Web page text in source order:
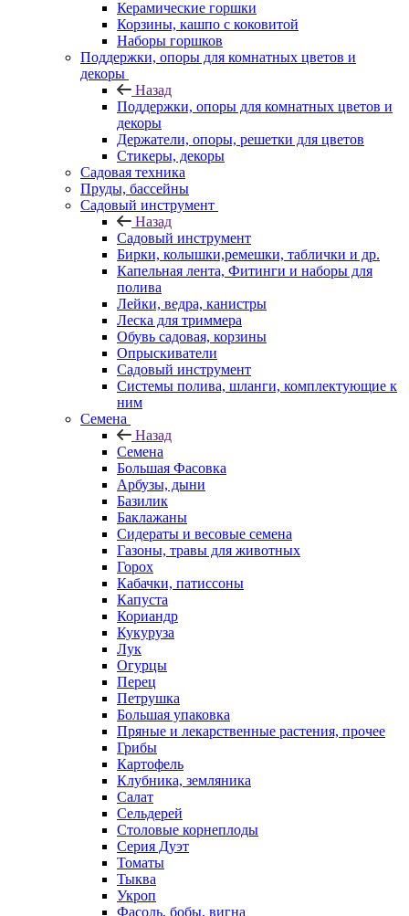
Керамические горшки
Корзины, кашпо с коковитой
Наборы горшков
Поддержки, опоры для комнатных цветов и
декоры
Назад
Поддержки, опоры для комнатных цветов и
декоры
Держатели, опоры, решетки для цветов
Стикеры, декоры
Садовая техника
Пруды, бассейны
Садовый инструмент
Назад
Садовый инструмент
Бирки, колышки,ремешки, таблички и др.
Капельная лента, Фитинги и наборы для
полива
Лейки, ведра, канистры
Леска для триммера
Обувь садовая, корзины
Опрыскиватели
Садовый инструмент
Системы полива, шланги, комплектующие к
ним
Семена
Назад
Семена
Большая Фасовка
Арбузы, дыни
Базилик
Баклажаны
Сидераты и весовые семена
Газоны, травы для животных
Горох
Кабачки, патиссоны
Капуста
Кориандр
Кукуруза
Лук
Огурцы
Перец
Петрушка
Большая упаковка
Пряные и лекарственные растения, прочее
Грибы
Картофель
Клубника, земляника
Салат
Сельдерей
Столовые корнеплоды
Серия Дуэт
Томаты
Тыква
Укроп
Фасоль, бобы, вигна